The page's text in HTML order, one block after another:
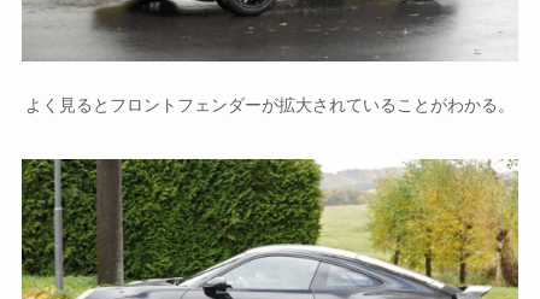
よく見るとフロントフェンダーが拡大されていることがわかる。